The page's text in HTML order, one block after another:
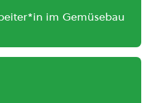
im Gemüsebau